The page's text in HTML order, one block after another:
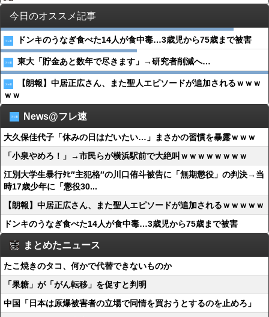
今日のオススメ記事
ドンキのうなぎ食べた14人が食中毒…3歳児から75歳まで被害
東大「貯金あと数年で尽きます」→研究者削減へ…
【朗報】中居正広さん、また聖人エピソードが追加されるｗｗｗ
ｗｗ
News@フレ速
大久保佳代子「休みの日はだいたい…」まさかの習慣を暴露ｗｗｗ
「小泉やめろ！」→市民らが横浜駅前で大絶叫ｗｗｗｗｗｗｗｗ
江別大学生暴行ﾀﾋ″主犯格″の川口侑斗被告に「無期懲役」の判決→当
時17歳少年に「懲役30...
【朗報】中居正広さん、また聖人エピソードが追加されるｗｗｗｗｗ
ドンキのうなぎ食べた14人が食中毒…3歳児から75歳まで被害
まとめたニュース
たこ焼きのタコ、何かで代替できないものか
「果糖」が「がん転移」を促すと判明
中国「日本は原爆被害者の立場で同情を買おうとするのを止めろ」